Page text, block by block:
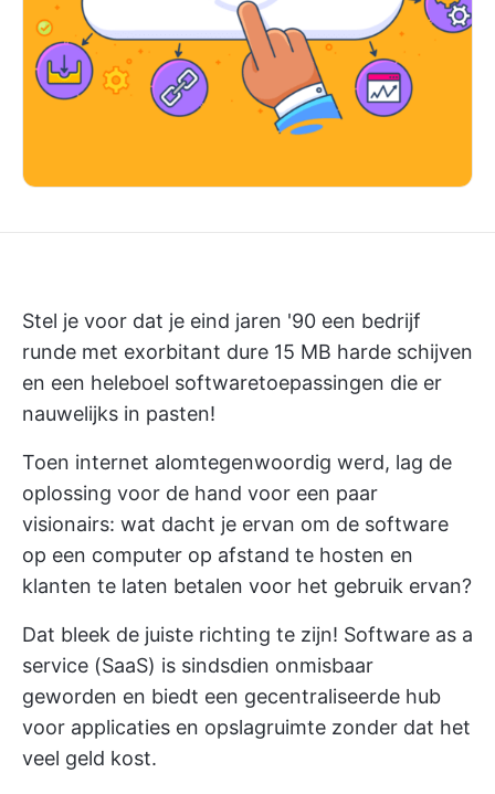
Stel je voor dat je eind jaren '90 een bedrijf
runde met exorbitant dure 15 MB harde schijven
en een heleboel softwaretoepassingen die er
nauwelijks in pasten!
Toen internet alomtegenwoordig werd, lag de
oplossing voor de hand voor een paar
visionairs: wat dacht je ervan om de software
op een computer op afstand te hosten en
klanten te laten betalen voor het gebruik ervan?
Dat bleek de juiste richting te zijn! Software as a
service (SaaS) is sindsdien onmisbaar
geworden en biedt een gecentraliseerde hub
voor applicaties en opslagruimte zonder dat het
veel geld kost.